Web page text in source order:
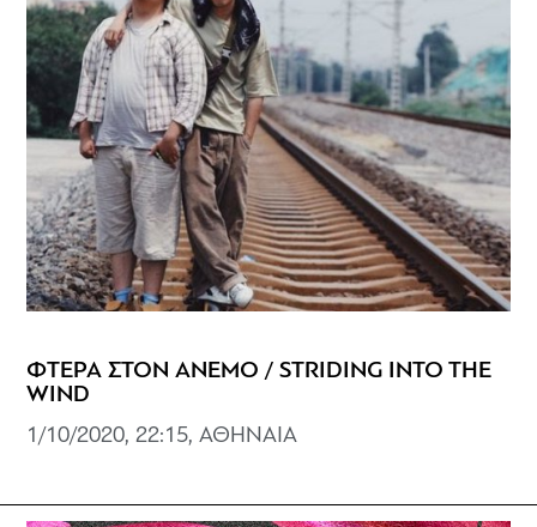
ΦΤΕΡΑ ΣΤΟΝ ΑΝΕΜΟ / STRIDING INTO THE
WIND
1/10/2020, 22:15, ΑΘΗΝΑΙΑ